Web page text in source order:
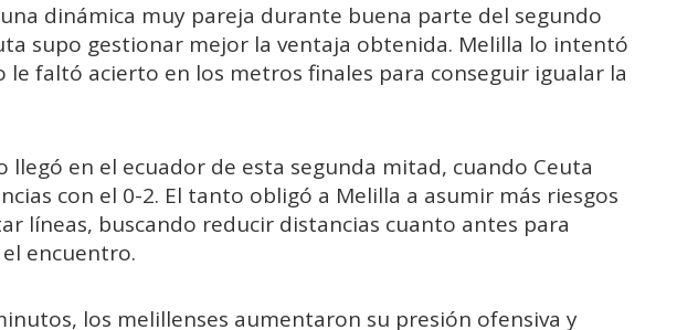
dinámica muy pareja durante buena parte del segundo
supo gestionar mejor la ventaja obtenida. Melilla lo intentó
le faltó acierto en los metros finales para conseguir igualar la
llegó en el ecuador de esta segunda mitad, cuando Ceuta
con el 0-2. El tanto obligó a Melilla a asumir más riesgos
líneas, buscando reducir distancias cuanto antes para
encuentro.
los melillenses aumentaron su presión ofensiva y